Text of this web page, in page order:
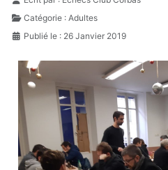
Catégorie : Adultes
Publié le : 26 Janvier 2019